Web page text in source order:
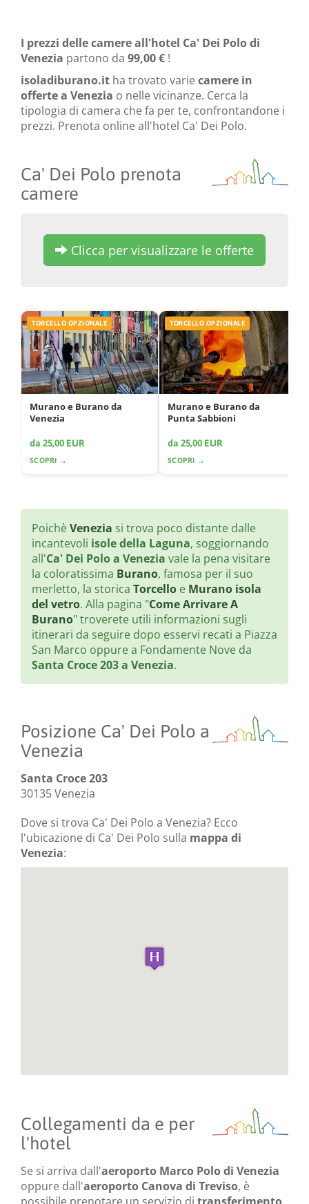
I prezzi delle camere all'hotel Ca' Dei Polo di
Venezia partono da 99,00 € !
isoladiburano.it ha trovato variecamere in
offerte a Venezia o nelle vicinanze. Cerca la
tipologia di camera che fa per te, confrontandone i
prezzi. Prenota online all'hotel Ca' Dei Polo.
Ca' Dei Polo prenota
camere
Clicca per visualizzare le offerte
TORCELLO OPZIONALE
Murano e Burano da
Venezia
da 25,00 EUR
SCOPRI →
TORCELLO OPZIONALE
Murano e Burano da
Punta Sabbioni
da 25,00 EUR
SCOPRI →
PoichèVenezia si trova poco distante dalle
incantevoli isole della Laguna, soggiornando
all'Ca' Dei Polo a Venezia vale la pena visitare
la coloratissima Burano, famosa per il suo
merletto, la storica Torcello e Murano isola
del vetro. Alla pagina "Come Arrivare A
Burano" troverete utili informazioni sugli
itinerari da seguire dopo esservi recati a Piazza
San Marco oppure a Fondamente Nove da
Santa Croce 203 a Venezia.
Posizione Ca' Dei Polo a
Venezia
Santa Croce 203
30135 Venezia
Dove si trova Ca' Dei Polo a Venezia? Ecco
l'ubicazione di Ca' Dei Polo sulla mappa di
Venezia:
Collegamenti da e per
l'hotel
Se si arriva dall'aeroporto Marco Polo di Venezia
oppure dall'aeroporto Canova di Treviso, è